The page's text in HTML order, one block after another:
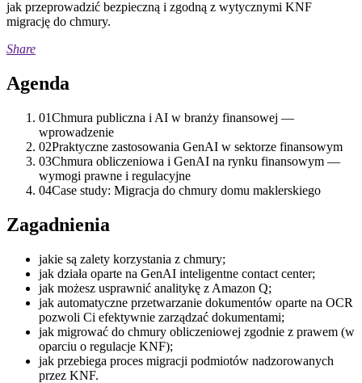
jak przeprowadzić bezpieczną i zgodną z wytycznymi KNF
migrację do chmury.
Share
Agenda
01Chmura publiczna i AI w branży finansowej —
wprowadzenie
02Praktyczne zastosowania GenAI w sektorze finansowym
03Chmura obliczeniowa i GenAI na rynku finansowym —
wymogi prawne i regulacyjne
04Case study: Migracja do chmury domu maklerskiego
Zagadnienia
jakie są zalety korzystania z chmury;
jak działa oparte na GenAI inteligentne contact center;
jak możesz usprawnić analitykę z Amazon Q;
jak automatyczne przetwarzanie dokumentów oparte na OCR
pozwoli Ci efektywnie zarządzać dokumentami;
jak migrować do chmury obliczeniowej zgodnie z prawem (w
oparciu o regulacje KNF);
jak przebiega proces migracji podmiotów nadzorowanych
przez KNF.